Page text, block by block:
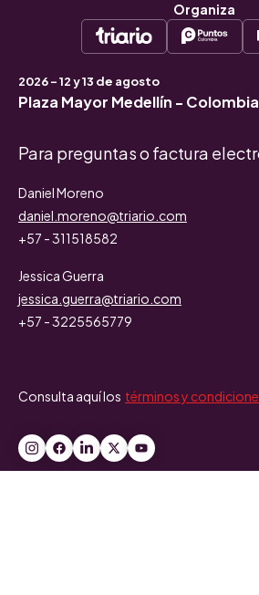
Organiza
2026 - 12 y 13 de agosto
Plaza Mayor Medellín - Colombia
Para preguntas o factura
Daniel Moreno
daniel.moreno@triario.com
+57 - 311518582
Jessica Guerra
jessica.guerra@triario.com
+57 - 3225565779
Consulta aquí los términos y